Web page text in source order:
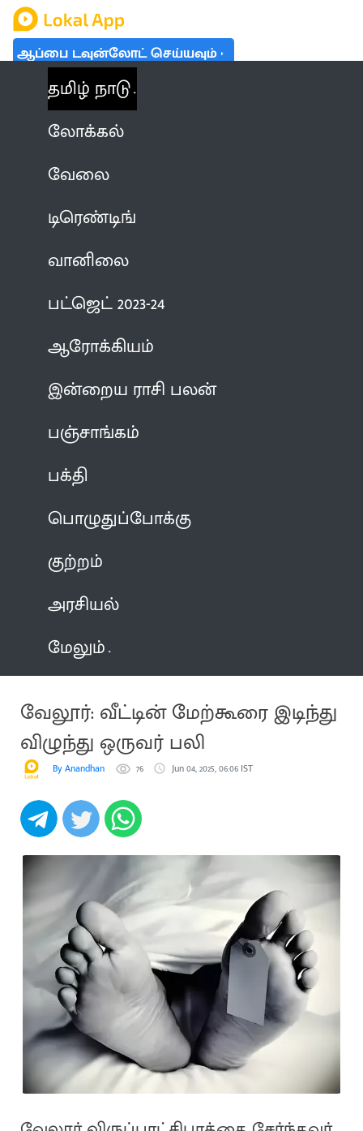
ஆப்பை டவுன்லோட் செய்யவும்
தமிழ் நாடு
லோக்கல்
வேலை
டிரெண்டிங்
வானிலை
பட்ஜெட் 2023-24
ஆரோக்கியம்
இன்றைய ராசி பலன்
பஞ்சாங்கம்
பக்தி
பொழுதுப்போக்கு
குற்றம்
அரசியல்
மேலும்
வேலூர்: வீட்டின் மேற்கூரை இடிந்து
விழுந்து ஒருவர் பலி
By Anandhan 76 Jun 04, 2025, 06:06 IST